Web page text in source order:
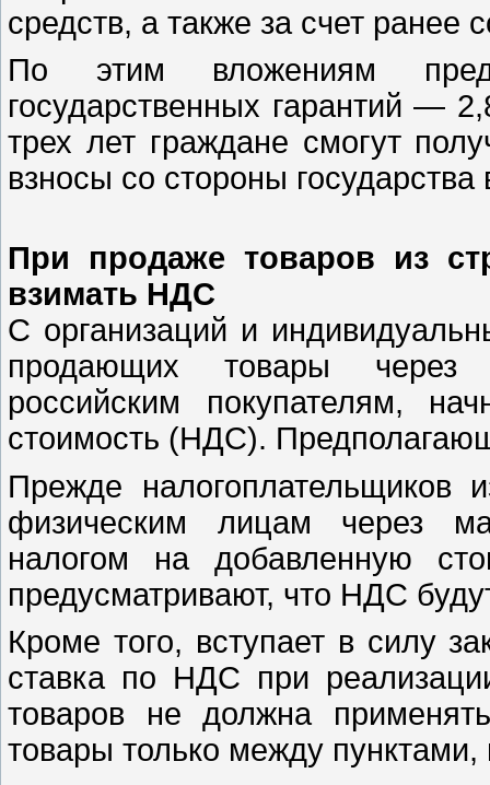
средств, а также за счет ранее
По этим вложениям
государственных гарантий —
трех лет граждане смогут
взносы со стороны
При продаже товаров из
взимать НДС
С организаций и
продающих товары через
российским покупателям,
стоимость (НДС).
Прежде
физическим лицам через
налогом на добавленную
предусматривают, что НДС
Кроме того, вступает в силу
ставка по НДС при
товаров не должна
товары только между